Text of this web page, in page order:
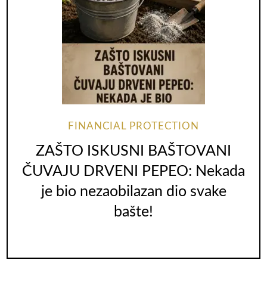
FINANCIAL PROTECTION
ZAŠTO ISKUSNI BAŠTOVANI
ČUVAJU DRVENI PEPEO: Nekada
je bio nezaobilazan dio svake
bašte!